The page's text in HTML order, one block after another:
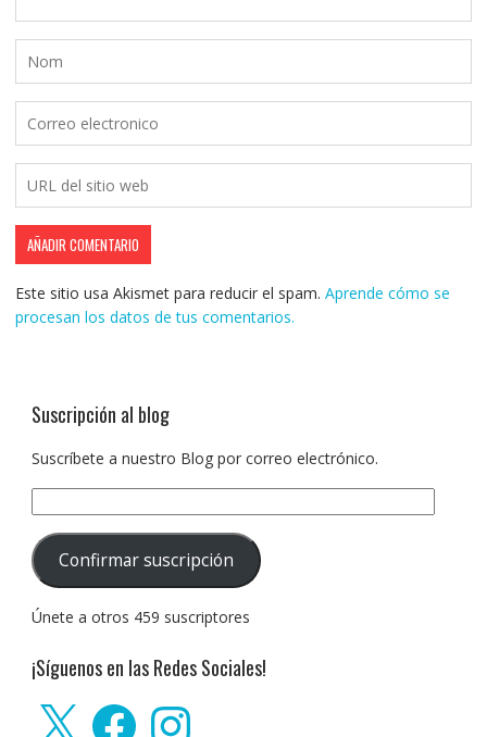
Este sitio usa Akismet para reducir el spam. Aprende cómo se
procesan los datos de tus comentarios.
Suscripción al blog
Suscríbete a nuestro Blog por correo electrónico.
de
correo
electrónico:
Confirmar suscripción
Únete a otros 459 suscriptores
¡Síguenos en las Redes Sociales!
FacebookInstagram